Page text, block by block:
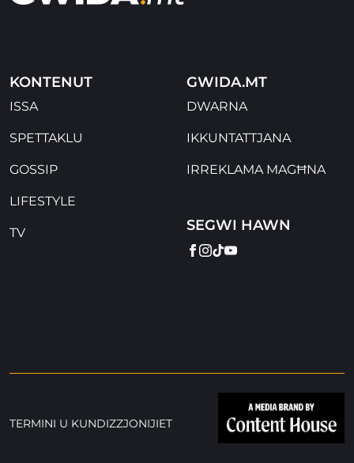
KONTENUT
ISSA
SPETTAKLU
GOSSIP
LIFESTYLE
TV
GWIDA.MT
DWARNA
IKKUNTATTJANA
IRREKLAMA MAGĦNA
SEGWI HAWN
FACEBOOK
INSTAGRAM
TIKTOK
YOUTUBE
TERMINI U KUNDIZZJONIJIET